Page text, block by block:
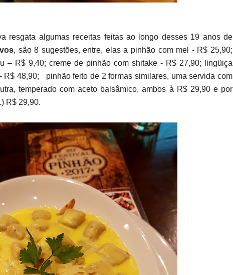
resgata algumas receitas feitas ao longo desses 19 anos de
, são 8 sugestões, entre, elas a pinhão com mel - R$ 25,90;
– R$ 9,40; creme de pinhão com shitake - R$ 27,90; lingüiça
R$ 48,90; pinhão feito de 2 formas similares, uma servida com
temperado com aceto balsâmico, ambos à R$ 29,90 e por
R$ 29,90.